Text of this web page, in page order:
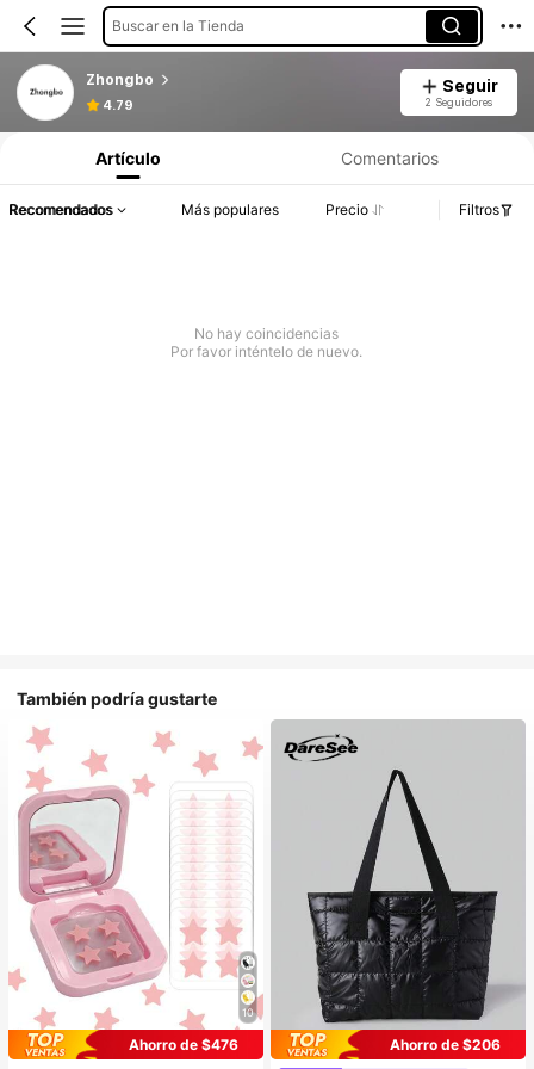
Buscar en la Tienda
Zhongbo
4.79
Seguir
2 Seguidores
Artículo Comentarios
Recomendados Más populares Precio Filtros
No hay coincidencias
Por favor inténtelo de nuevo.
También podría gustarte
10
Ahorro de $476
Ahorro de $206